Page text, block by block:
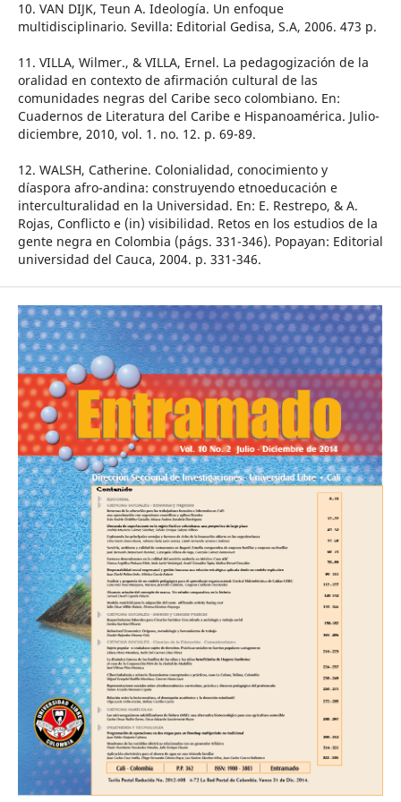
10. VAN DIJK, Teun A. Ideología. Un enfoque
multidisciplinario. Sevilla: Editorial Gedisa, S.A, 2006. 473 p.
11. VILLA, Wilmer., & VILLA, Ernel. La pedagogización de la
oralidad en contexto de afirmación cultural de las
comunidades negras del Caribe seco colombiano. En:
Cuadernos de Literatura del Caribe e Hispanoamérica. Julio-
diciembre, 2010, vol. 1. no. 12. p. 69-89.
12. WALSH, Catherine. Colonialidad, conocimiento y
díaspora afro-andina: construyendo etnoeducación e
interculturalidad en la Universidad. En: E. Restrepo, & A.
Rojas, Conflicto e (in) visibilidad. Retos en los estudios de la
gente negra en Colombia (págs. 331-346). Popayan: Editorial
universidad del Cauca, 2004. p. 331-346.